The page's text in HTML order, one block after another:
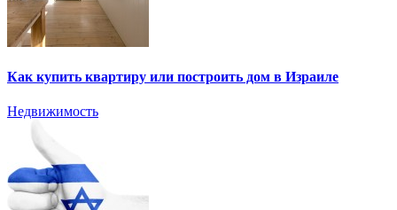
Как купить квартиру или построить дом в Израиле
Недвижимость